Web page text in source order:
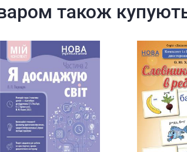
Тема дня. Як продовжити життя
майстерня/лікарня?. . . 54
Тема дня. Де живуть книжки? Яка
Тема дня. Моя улюблена книжка . . . .
Тиждень 22. Транспорт. . . . . . . . . . . . .
Тема дня. Які види транспорту
Тема дня. Транспорт моєї
Тема дня. Навіщо потрібні правила
також